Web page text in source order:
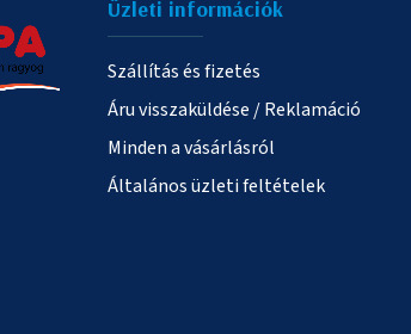
Üzleti információk
Szállítás és fizetés
Áru visszaküldése / Reklamáció
Minden a vásárlásról
Általános üzleti feltételek